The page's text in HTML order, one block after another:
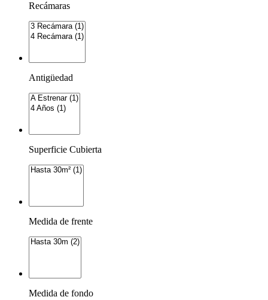
Recámaras
Antigüedad
Superficie Cubierta
Medida de frente
Medida de fondo